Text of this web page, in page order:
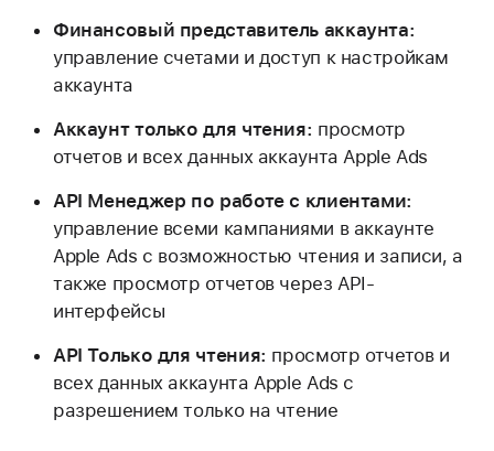
Финансовый представитель аккаунта:
управление счетами и доступ к настройкам
аккаунта
Аккаунт только для чтения: просмотр
отчетов и всех данных аккаунта Apple Ads
API Менеджер по работе с клиентами:
управление всеми кампаниями в аккаунте
Apple Ads с возможностью чтения и записи, а
также просмотр отчетов через API-
интерфейсы
API Только для чтения: просмотр отчетов и
всех данных аккаунта Apple Ads с
разрешением только на чтение